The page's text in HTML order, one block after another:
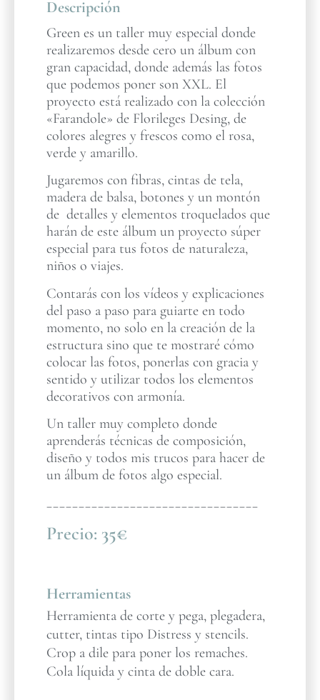
Descripción
Green es un taller muy especial donde
realizaremos desde cero un álbum con
gran capacidad, donde además las fotos
que podemos poner son XXL. El
proyecto está realizado con la colección
«Farandole» de Florileges Desing, de
colores alegres y frescos como el rosa,
verde y amarillo.
Jugaremos con fibras, cintas de tela,
madera de balsa, botones y un montón
de detalles y elementos troquelados que
harán de este álbum un proyecto súper
especial para tus fotos de naturaleza,
niños o viajes.
Contarás con los vídeos y explicaciones
del paso a paso para guiarte en todo
momento, no solo en la creación de la
estructura sino que te mostraré cómo
colocar las fotos, ponerlas con gracia y
sentido y utilizar todos los elementos
decorativos con armonía.
Un taller muy completo donde
aprenderás técnicas de composición,
diseño y todos mis trucos para hacer de
un álbum de fotos algo especial.
_________________________________
Precio: 35€
Herramientas
Herramienta de corte y pega, plegadera,
cutter, tintas tipo Distress y stencils.
Crop a dile para poner los remaches.
Cola líquida y cinta de doble cara.